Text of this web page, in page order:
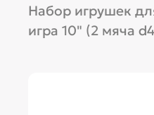
Набор игрушек
игра 10" (2 мяча